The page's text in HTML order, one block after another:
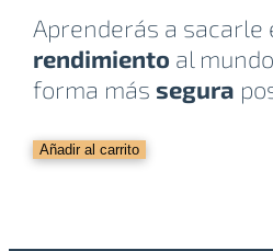
Aprenderás a sacarle
rendimiento al
forma más segura
Curso
Criptomonedas
Añadir al carrito